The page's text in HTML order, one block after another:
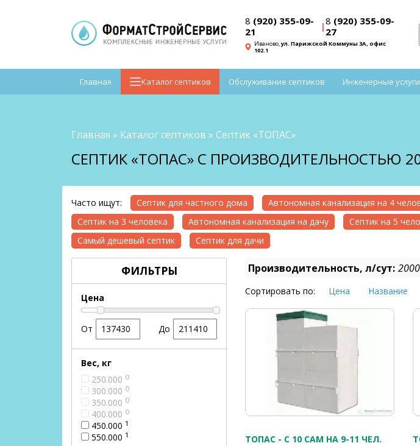
8 (920) 355-09-
21
|8 (920) 355-09-
27
Иваново,ул. Парижской Коммуны 3А, офис
102.1
Главная Каталог септиков Обслуживание септиков Инженерные услуги
Главная » Каталог септиков » Септик «ТОПАС»
СЕПТИК «ТОПАС» С ПРОИЗВОДИТЕЛЬНОСТЬЮ
Часто ищут: Септик для частного дома Автономная канализация на 4
Септик на 3 человека
Автономная канализация на дачу Септик на 5
Самый дешевый септик
Септик для дачи
ФИЛЬТРЫ
Цена
От До
Вес, кг
250.000 0
300.000 0
350.000 0
400.000 0
450.000 1
550.000 1
Производительность, л/сут: 2000
Сортировать по: Цена Название
ТОПАС - C 10 САМ НА 9-11 ЧЕЛ.